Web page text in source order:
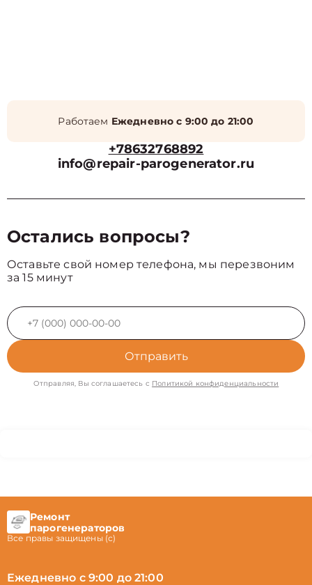
Работаем Ежедневно с 9:00 до 21:00
+78632768892
info@repair-parogenerator.ru
Остались вопросы?
Оставьте свой номер телефона, мы перезвоним
за 15 минут
Отправить
Отправляя, Вы соглашаетесь с Политикой конфиденциальности
Ремонт
парогенераторов
Все правы защищены (с)
Ежедневно с 9:00 до 21:00